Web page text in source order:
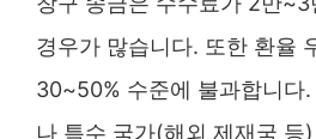
경우가 많습니다. 또한 환율
30~50% 수준에 불과합니다
나 특수 국가(해외 제재국 등